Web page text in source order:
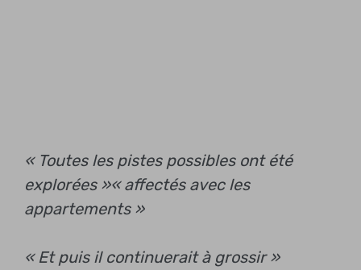
« Toutes les pistes possibles ont été
explorées »« affectés avec les
appartements »
« Et puis il continuerait à grossir »